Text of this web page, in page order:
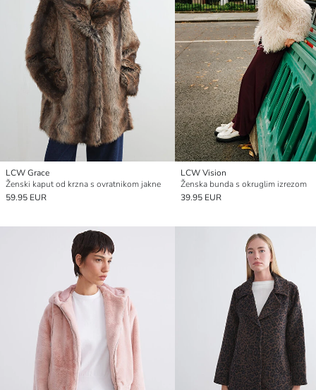
LCW Grace
Ženski kaput od krzna s ovratnikom jakne
59.95 EUR
LCW Vision
Ženska bunda s okruglim izrezom
39.95 EUR